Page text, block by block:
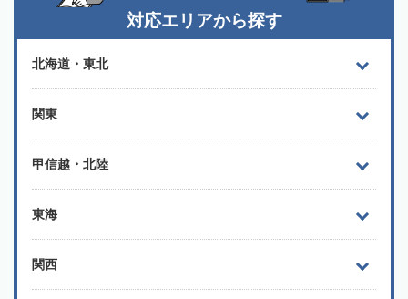
対応エリアから探す
北海道・東北
関東
甲信越・北陸
東海
関西